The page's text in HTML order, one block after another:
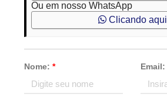
Ou em nosso WhatsApp
Clicando aqui
Nome:* Email: